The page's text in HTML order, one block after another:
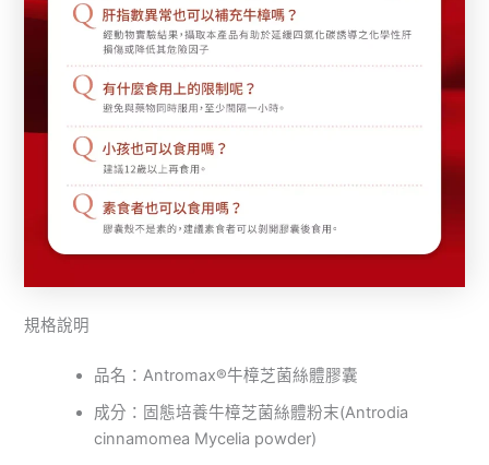
規格說明
品名：Antromax®牛樟芝菌絲體膠囊
成分：固態培養牛樟芝菌絲體粉末(Antrodia
cinnamomea Mycelia powder)